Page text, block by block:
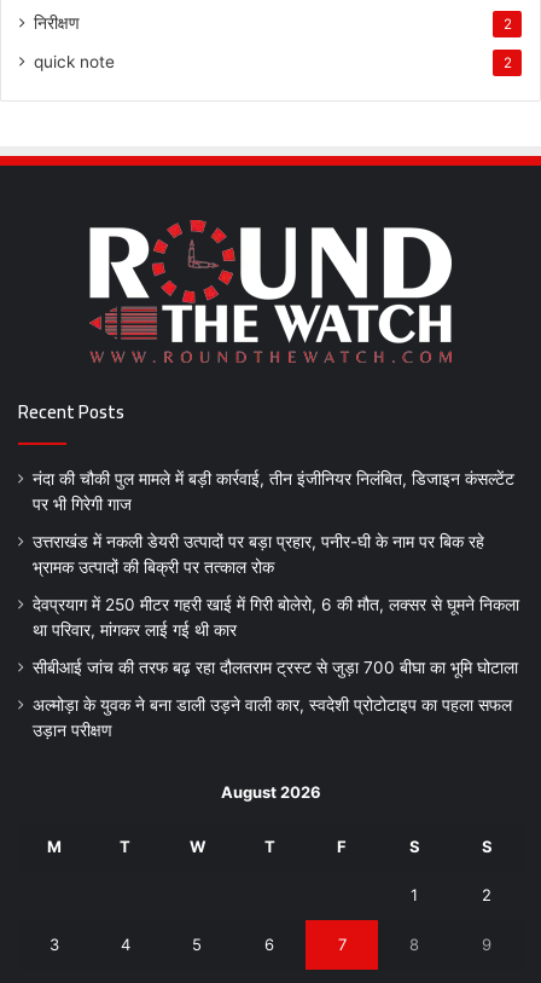
निरीक्षण 2
quick note 2
Recent Posts
नंदा की चौकी पुल मामले में बड़ी कार्रवाई, तीन इंजीनियर निलंबित, डिजाइन कंसल्टेंट
पर भी गिरेगी गाज
उत्तराखंड में नकली डेयरी उत्पादों पर बड़ा प्रहार, पनीर-घी के नाम पर बिक रहे
भ्रामक उत्पादों की बिक्री पर तत्काल रोक
देवप्रयाग में 250 मीटर गहरी खाई में गिरी बोलेरो, 6 की मौत, लक्सर से घूमने निकला
था परिवार, मांगकर लाई गई थी कार
सीबीआई जांच की तरफ बढ़ रहा दौलतराम ट्रस्ट से जुड़ा 700 बीघा का भूमि घोटाला
अल्मोड़ा के युवक ने बना डाली उड़ने वाली कार, स्वदेशी प्रोटोटाइप का पहला सफल
उड़ान परीक्षण
August 2026
M T W T F S S
1 2
3 4 5 6 7 8 9